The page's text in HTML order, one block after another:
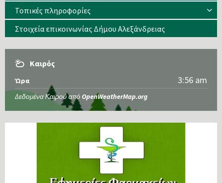
Τοπικές πληροφορίες
Στοιχεία επικοινωνίας Δήμου Αλεξάνδρειας
Καιρός
Ώρα 3:56 am
Δεδομένα Καιρού από OpenWeatherMap.org